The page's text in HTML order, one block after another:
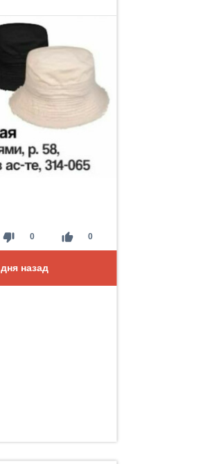
thumb_down 0 thumb_up 0
дня назад